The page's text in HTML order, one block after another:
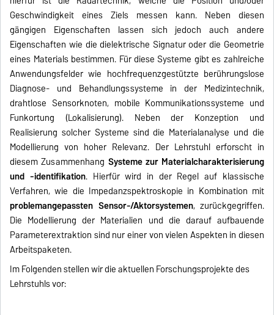
Geschwindigkeit eines Ziels messen kann. Neben diesen
gängigen Eigenschaften lassen sich jedoch auch andere
Eigenschaften wie die dielektrische Signatur oder die Geometrie
eines Materials bestimmen. Für diese Systeme gibt es zahlreiche
Anwendungsfelder wie hochfrequenzgestützte berührungslose
Diagnose- und Behandlungssysteme in der Medizintechnik,
drahtlose Sensorknoten, mobile Kommunikationssysteme und
Funkortung (Lokalisierung). Neben der Konzeption und
Realisierung solcher Systeme sind die Materialanalyse und die
Modellierung von hoher Relevanz. Der Lehrstuhl erforscht in
diesem Zusammenhang Systeme zur Materialcharakterisierung
und -identifikation. Hierfür wird in der Regel auf klassische
Verfahren, wie die Impedanzspektroskopie in Kombination mit
problemangepassten Sensor-/Aktorsystemen, zurückgegriffen.
Die Modellierung der Materialien und die darauf aufbauende
Parameterextraktion sind nur einer von vielen Aspekten in diesen
Arbeitspaketen.
Im Folgenden stellen wir die aktuellen Forschungsprojekte des
Lehrstuhls vor: